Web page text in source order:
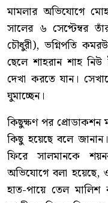
মামলার অভিযোগে
সালের ৬ সেপ্টেম্বর
চৌধুরী), ভগ্নিপতি
ছেলে শাহরান শাহ নিউ
দেখা করতে যান।
ঘুমাচ্ছেন।
কিছুক্ষণ পর প্রোডাকশন
কিছু হয়েছে বলে
ফিরে সালমানকে
অভিযোগে বলা হয়েছে,
হাত-পায়ে তেল মালিশ